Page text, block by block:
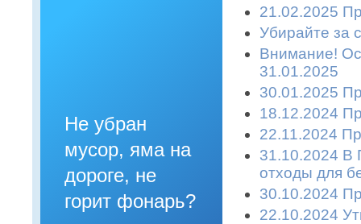
Не убран
мусор, яма на
дороге, не
горит фонарь?
21.02.2025
Убирайте за
Внимание!
31.01.2025
30.01.2025
18.12.2024
22.11.2024
31.10.2024 В
отходы для
30.10.2024
22.10.2024